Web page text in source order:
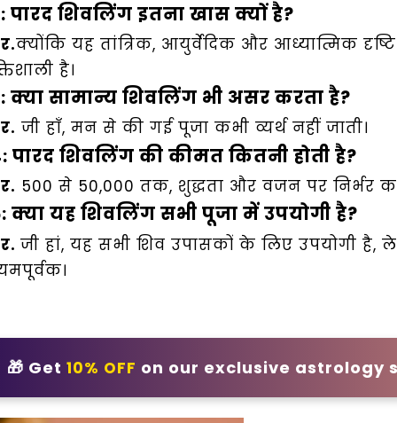
पारद शिवलिंग इतना खास क्यों है?
क्योंकि यह तांत्रिक, आयुर्वेदिक और आध्यात्मिक
है।
क्या सामान्य शिवलिंग भी असर करता है?
जी हाँ, मन से की गई पूजा कभी व्यर्थ नहीं जाती।
पारद शिवलिंग की कीमत कितनी होती है?
₹500 से ₹50,000 तक, शुद्धता और वजन पर निर्भर
क्यायहशिवलिंग सभी पूजा में उपयोगी है?
जी हां, यह सभी शिव उपासकों के लिए उपयोगी है,
🎁 Get10% OFF on our exclusive astrology